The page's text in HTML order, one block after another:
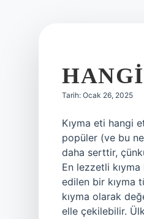
Tarih: Ocak 26, 2025
Kıyma eti hangi
popüler (ve bu
daha serttir,
En lezzetli kıyma
edilen bir kıyma
kıyma olarak
elle çekilebilir.